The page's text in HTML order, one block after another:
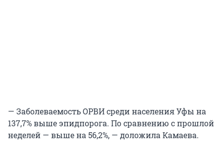
— Заболеваемость ОРВИ среди населения Уфы на
137,7% выше эпидпорога. По сравнению с прошлой
неделей — выше на 56,2%, — доложила Камаева.